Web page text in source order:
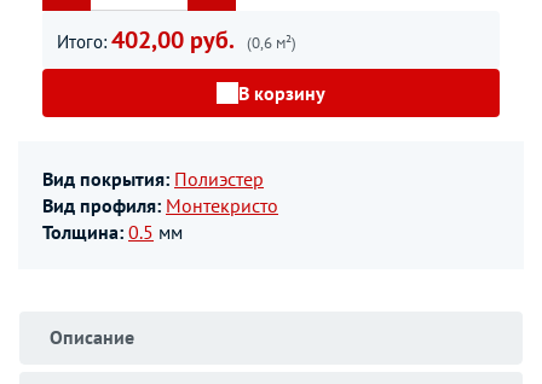
Итого: 402,00 руб. (0,6 м²)
В корзину
Вид покрытия: Полиэстер
Вид профиля: Монтекристо
Толщина: 0.5 мм
Описание